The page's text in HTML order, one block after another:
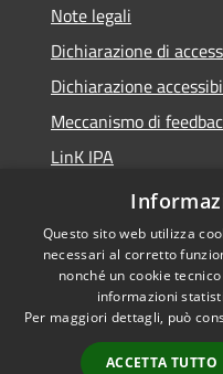
Note legali
Dichiarazione di
Dichiarazione
Meccanismo di
LinK IPA
Social media policy
Accessibilità
Questo sito web utilizza
necessari al corretto
nonché un cookie
informazioni
Per maggiori dettagli, può
ACCETTA TUTTO